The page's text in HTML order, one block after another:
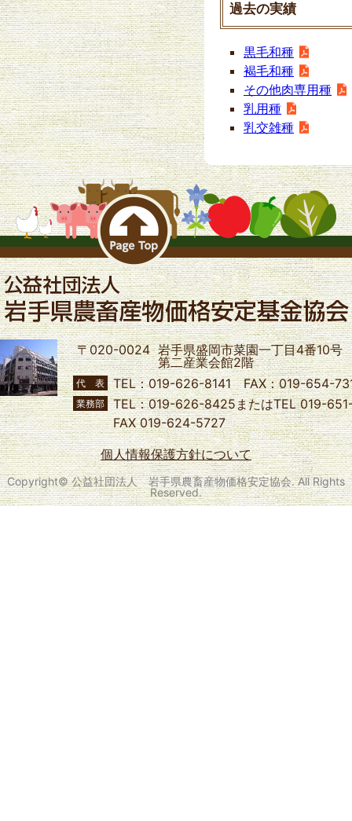
過去の実績
黒毛和種
褐毛和種
その他肉専用種
乳用種
乳交雑種
〒020-0024 岩手県盛岡市菜園一丁目4番10号
第二産業会館2階
代 表 TEL：019-626-8141 FAX：019-654-
業務部
TEL：019-626-8425またはTEL 019-
FAX 019-624-5727
個人情報保護方針について
Copyright© 公益社団法人 岩手県農畜産物価格安定協会. All Rights
Reserved.